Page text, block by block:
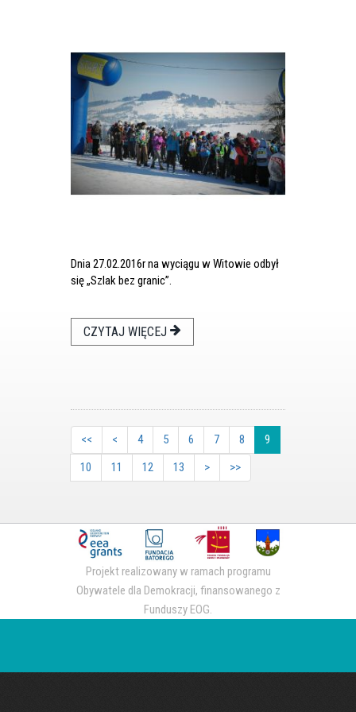
Dnia 27.02.2016r na wyciągu w Witowie odbył
się „Szlak bez granic”.
CZYTAJ WIĘCEJ
<< < 4 5 6 7 8
9
10
11 12 13 > >>
Projekt realizowany w ramach programu
Obywatele dla Demokracji, finansowanego z
Funduszy EOG.